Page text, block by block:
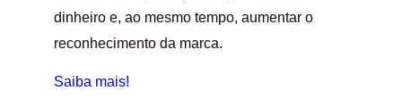
dinheiro e, ao mesmo tempo, aumentar o
reconhecimento da marca.
Saiba mais!